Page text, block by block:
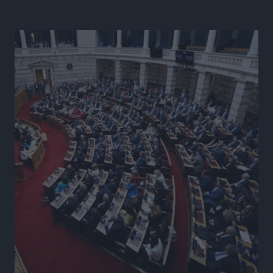
Γ. Χατζημάρκος από το Μέγαρο Μαξίμου: “Ο
τουρισμός μπορεί να γίνει ο μεγαλύτερος πελάτης της
ελληνικής βιομηχανίας”
Τοπικές Ειδήσεις• πριν 14 ώρες
Έρευνα ΕΟΤ: Οι Ευρωπαίοι ταξιδιώτες «ψηφίζουν»
Ελλάδα
Ειδήσεις πριν 15 ώρες
Άκυρες οι εγκύκλιοι που δεν αναρτώνται,
υποχρεωτική η δημοσίευσή τους από την 1η
Οκτωβρίου
πριν 15 ώρες
Καύσιμα: «Καίνε» οι τιμές και στα νησιά μας – Γιατί